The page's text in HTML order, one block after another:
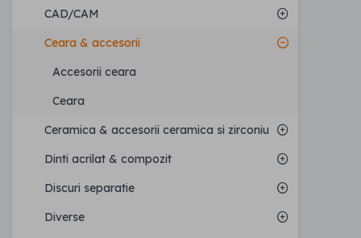
CAD/CAM
Ceara & accesorii
Accesorii ceara
Ceara
Ceramica & accesorii ceramica si zirconiu
Dinti acrilat & compozit
Discuri separatie
Diverse